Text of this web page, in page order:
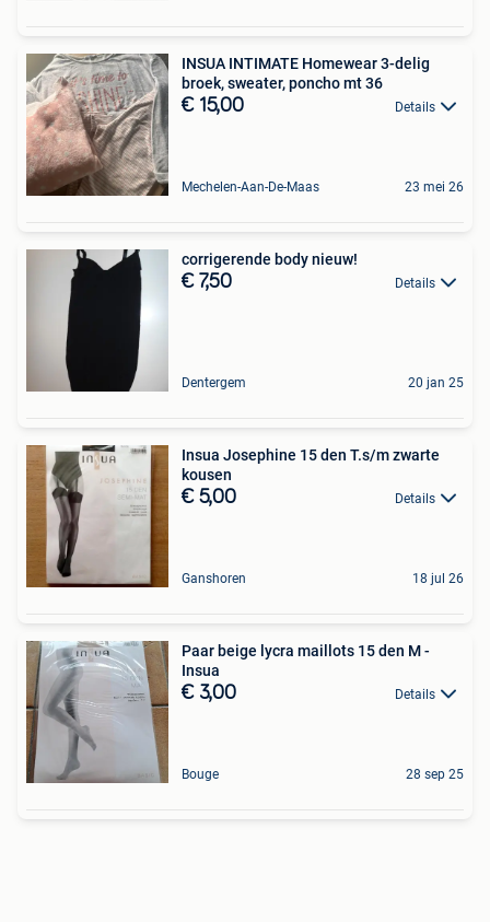
INSUA INTIMATE Homewear 3-delig
broek, sweater, poncho mt 36
€ 15,00 Details
Mechelen-Aan-De-Maas 23 mei 26
corrigerende body nieuw!
€ 7,50 Details
Dentergem 20 jan 25
Insua Josephine 15 den T.s/m zwarte
kousen
€ 5,00 Details
Ganshoren 18 jul 26
Paar beige lycra maillots 15 den M -
Insua
€ 3,00 Details
Bouge 28 sep 25